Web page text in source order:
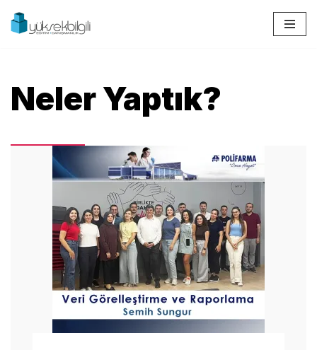
İçeriğe
Neler Yaptık?